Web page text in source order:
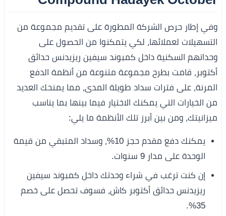
وفي إطار حرص الشركة المطورة على تقديم مجموعة من
التسهيلات لعملائها، لكي يتمكنوا من الحصول على
وحداتهم السكنية داخل كمبوند سيفين ريزيدنس حدائق
أكتوبر، قامت بطرح مجموعة متنوعة من أنظمة الدفع
المرنة، على فترات سداد طويلة المدى، مما يمنحك العديد
من الخيارات التي يمكنك الاختيار فيما بينها بما يناسب
ميزانيتك، ومن بين أبرز تلك الأنظمة ما يلي:
يمكنك دفع مقدم حجز 10%، وسداد المتبقي من قيمة
الوحدة على مدار 9 سنوات.
إن كنت ترغب في شراء وحدتك داخل كمبوند سيفين
ريزيدنس حدائق أكتوبر كاش، فسوف تحصل على خصم
35%.